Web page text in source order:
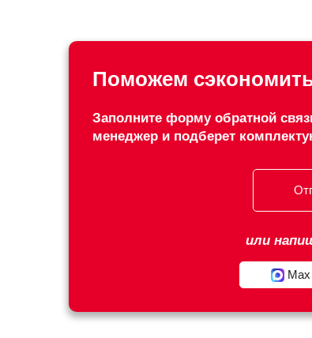
Поможем
Заполните форму обратной
менеджер и подберет
или
Max